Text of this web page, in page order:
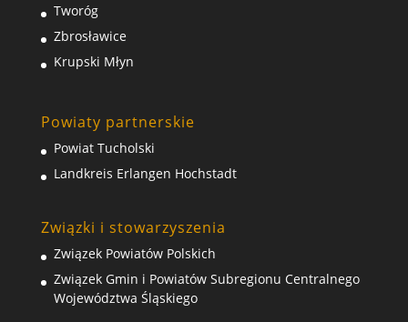
Tworóg
Zbrosławice
Krupski Młyn
Powiaty partnerskie
Powiat Tucholski
Landkreis Erlangen Hochstadt
Związki i stowarzyszenia
Związek Powiatów Polskich
Związek Gmin i Powiatów Subregionu Centralnego
Województwa Śląskiego